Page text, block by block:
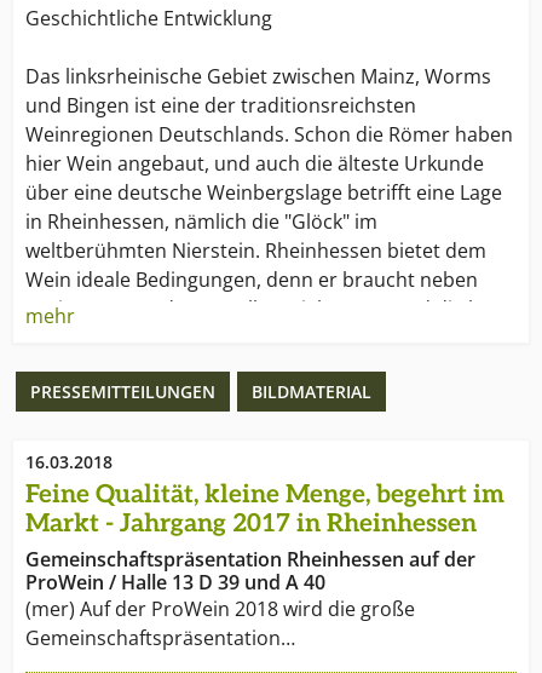
Geschichtliche Entwicklung
Das linksrheinische Gebiet zwischen Mainz, Worms
und Bingen ist eine der traditionsreichsten
Weinregionen Deutschlands. Schon die Römer haben
hier Wein angebaut, und auch die älteste Urkunde
über eine deutsche Weinbergslage betrifft eine Lage
in Rheinhessen, nämlich die "Glöck" im
weltberühmten Nierstein. Rheinhessen bietet dem
Wein ideale Bedingungen, denn er braucht neben
geeignetem Boden vor allem viel Sonne, und die hat
reichlich. Ein Drittel Rheinhessens ist mit Reben
bepflanzt: gut 26.000 Hektar, ein Viertel der gesamten
größte deutsche Weinanbaugebiet.
In normalen Jahren werden von den rund 6.000
rheinhessischen Winzern über zwei Millionen
Hektoliter Wein produziert. Von großen
Erzeugergemeinschaften und
Winzergenossenschaften über renommierte
Weingüter bis zu kleinen Nebenerwerbsbetrieben
mehr
PRESSEMITTEILUNGEN BILDMATERIAL
16.03.2018
Feine Qualität, kleine Menge, begehrt im
Markt - Jahrgang 2017 in Rheinhessen
Gemeinschaftspräsentation Rheinhessen auf der
ProWein / Halle 13 D 39 und A 40
(mer) Auf der ProWein 2018 wird die große
Gemeinschaftspräsentation…